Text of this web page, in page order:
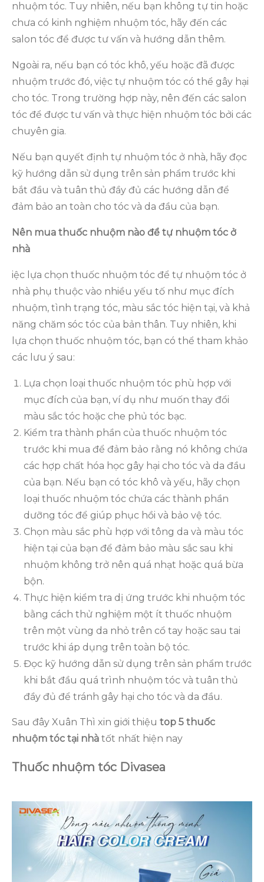
nhuộm tóc. Tuy nhiên, nếu bạn không tự tin hoặc
chưa có kinh nghiệm nhuộm tóc, hãy đến các
salon tóc để được tư vấn và hướng dẫn thêm.
Ngoài ra, nếu bạn có tóc khô, yếu hoặc đã được
nhuộm trước đó, việc tự nhuộm tóc có thể gây hại
cho tóc. Trong trường hợp này, nên đến các salon
tóc để được tư vấn và thực hiện nhuộm tóc bởi các
chuyên gia.
Nếu bạn quyết định tự nhuộm tóc ở nhà, hãy đọc
kỹ hướng dẫn sử dụng trên sản phẩm trước khi
bắt đầu và tuân thủ đầy đủ các hướng dẫn để
đảm bảo an toàn cho tóc và da đầu của bạn.
Nên mua thuốc nhuộm nào để tự nhuộm tóc ở
nhà
iệc lựa chọn thuốc nhuộm tóc để tự nhuộm tóc ở
nhà phụ thuộc vào nhiều yếu tố như mục đích
nhuộm, tình trạng tóc, màu sắc tóc hiện tại, và khả
năng chăm sóc tóc của bản thân. Tuy nhiên, khi
lựa chọn thuốc nhuộm tóc, bạn có thể tham khảo
các lưu ý sau:
Lựa chọn loại thuốc nhuộm tóc phù hợp với
mục đích của bạn, ví dụ như muốn thay đổi
màu sắc tóc hoặc che phủ tóc bạc.
Kiểm tra thành phần của thuốc nhuộm tóc
trước khi mua để đảm bảo rằng nó không chứa
các hợp chất hóa học gây hại cho tóc và da đầu
của bạn. Nếu bạn có tóc khô và yếu, hãy chọn
loại thuốc nhuộm tóc chứa các thành phần
dưỡng tóc để giúp phục hồi và bảo vệ tóc.
Chọn màu sắc phù hợp với tông da và màu tóc
hiện tại của bạn để đảm bảo màu sắc sau khi
nhuộm không trở nên quá nhạt hoặc quá bừa
bộn.
Thực hiện kiểm tra dị ứng trước khi nhuộm tóc
bằng cách thử nghiệm một ít thuốc nhuộm
trên một vùng da nhỏ trên cổ tay hoặc sau tai
trước khi áp dụng trên toàn bộ tóc.
Đọc kỹ hướng dẫn sử dụng trên sản phẩm trước
khi bắt đầu quá trình nhuộm tóc và tuân thủ
đầy đủ để tránh gây hại cho tóc và da đầu.
Sau đây Xuân Thì xin giới thiệu top 5 thuốc
nhuộm tóc tại nhà tốt nhất hiện nay
Thuốc nhuộm tóc Divasea